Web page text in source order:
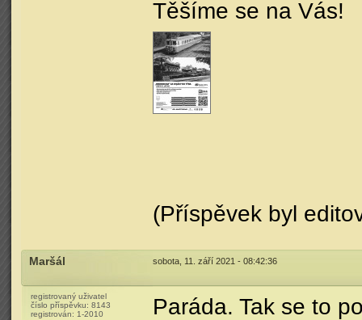
Těšíme se na Vás!
(Příspěvek byl
Maršál sobota, 11. září 2021 - 08:42:36
registrovaný uživatel
číslo příspěvku: 8143
registrován: 1-2010 Paráda. Tak se to